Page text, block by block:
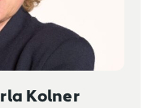
Kolner